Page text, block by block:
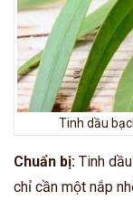
Tinh dầu
Chuẩn bị: Tinh
chỉ cần một nắp